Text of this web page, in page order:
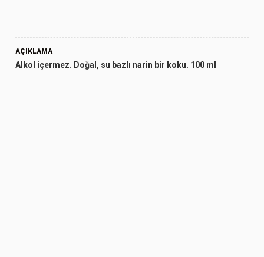
AÇIKLAMA
Alkol içermez. Doğal, su bazlı narin bir koku. 100 ml